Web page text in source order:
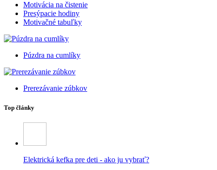
Motivácia na čistenie
Presýpacie hodiny
Motivačné tabuľky
Púzdra na cumlíky
Prerezávanie zúbkov
Top články
Elektrická kefka pre deti - ako ju vybrať?